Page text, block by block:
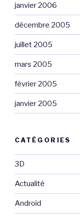
janvier 2006
décembre 2005
juillet 2005
mars 2005
février 2005
janvier 2005
CATÉGORIES
3D
Actualité
Android